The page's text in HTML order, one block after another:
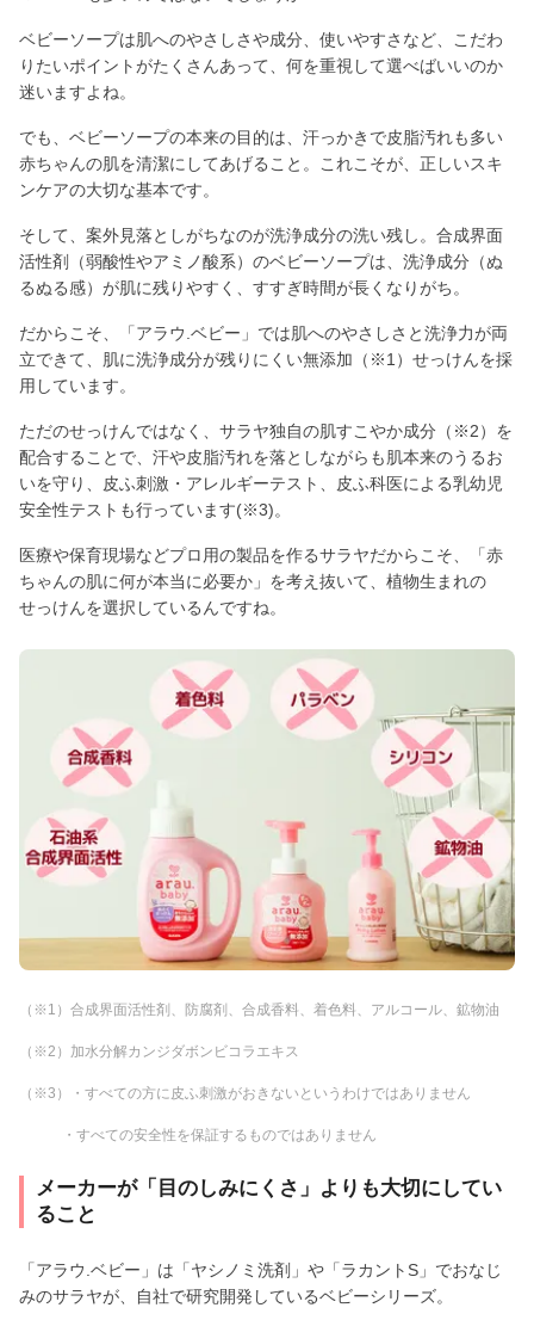
ベビーソープは肌へのやさしさや成分、使いやすさなど、こだわ
りたいポイントがたくさんあって、何を重視して選べばいいのか
迷いますよね。
でも、ベビーソープの本来の目的は、汗っかきで皮脂汚れも多い
赤ちゃんの肌を清潔にしてあげること。これこそが、正しいスキ
ンケアの大切な基本です。
そして、案外見落としがちなのが洗浄成分の洗い残し。合成界面
活性剤（弱酸性やアミノ酸系）のベビーソープは、洗浄成分（ぬ
るぬる感）が肌に残りやすく、すすぎ時間が長くなりがち。
だからこそ、「アラウ.ベビー」では肌へのやさしさと洗浄力が両
立できて、肌に洗浄成分が残りにくい無添加（※1）せっけんを採
用しています。
ただのせっけんではなく、サラヤ独自の肌すこやか成分（※2）を
配合することで、汗や皮脂汚れを落としながらも肌本来のうるお
いを守り、皮ふ刺激・アレルギーテスト、皮ふ科医による乳幼児
安全性テストも行っています(※3)。
医療や保育現場などプロ用の製品を作るサラヤだからこそ、「赤
ちゃんの肌に何が本当に必要か」を考え抜いて、植物生まれの
せっけんを選択しているんですね。
（※1）合成界面活性剤、防腐剤、合成香料、着色料、アルコール、鉱物油
（※2）加水分解カンジダボンビコラエキス
（※3）・すべての方に皮ふ刺激がおきないというわけではありません
・すべての安全性を保証するものではありません
メーカーが「目のしみにくさ」よりも大切にしてい
ること
「アラウ.ベビー」は「ヤシノミ洗剤」や「ラカントS」でおなじ
みのサラヤが、自社で研究開発しているベビーシリーズ。